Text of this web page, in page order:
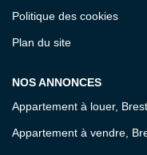
Politique des cookies
Plan du site
NOS ANNONCES
Appartement à louer, Brest
Appartement à vendre,